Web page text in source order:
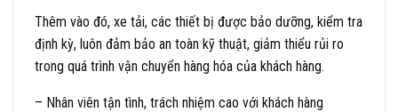
Thêm vào đó, xe tải, các thiết bị được bảo dưỡng, kiểm tra
định kỳ, luôn đảm bảo an toàn kỹ thuật, giảm thiểu rủi ro
trong quá trình vận chuyển hàng hóa của khách hàng.
– Nhân viên tận tình, trách nhiệm cao với khách hàng